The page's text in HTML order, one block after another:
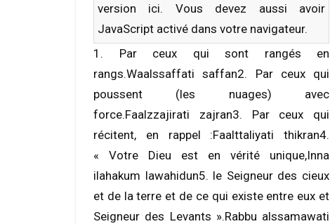
version ici. Vous devez aussi avoir
JavaScript activé dans votre navigateur.
1. Par ceux qui sont rangés en
rangs.Waalssaffati saffan2. Par ceux qui
poussent (les nuages) avec
force.Faalzzajirati zajran3. Par ceux qui
récitent, en rappel :Faalttaliyati thikran4.
« Votre Dieu est en vérité unique,Inna
ilahakum lawahidun5. le Seigneur des cieux
et de la terre et de ce qui existe entre eux et
Seigneur des Levants ».Rabbu alssamawati